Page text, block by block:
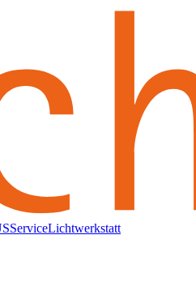
ServiceLichtwerkstatt